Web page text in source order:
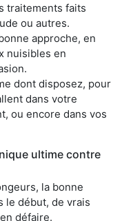
traitements faits
ou autres.
approche, en
nuisibles en
dont disposez, pour
dans votre
ou encore dans vos
ultime contre
la bonne
le début, de vrais
défaire.